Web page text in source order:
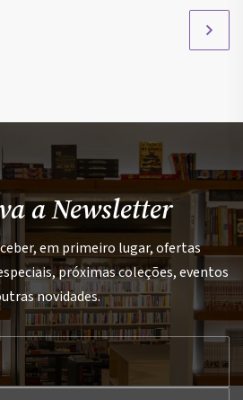
a Newsletter
em primeiro lugar, ofertas
próximas coleções, eventos
novidades.